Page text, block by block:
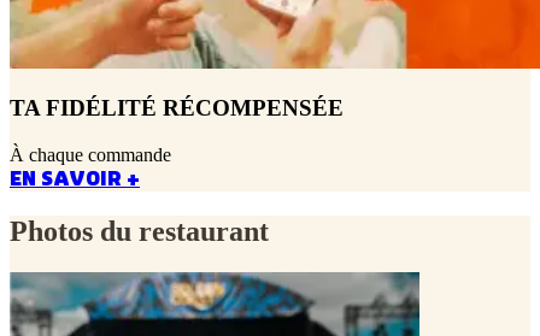
TA FIDÉLITÉ RÉCOMPENSÉE
À chaque commande
EN SAVOIR +
Photos du restaurant